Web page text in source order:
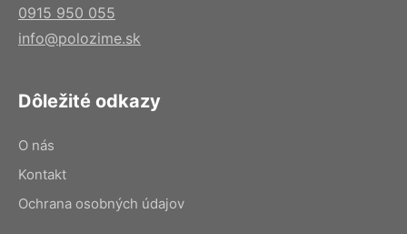
0915 950 055
info@polozime.sk
Dôležité odkazy
O nás
Kontakt
Ochrana osobných údajov